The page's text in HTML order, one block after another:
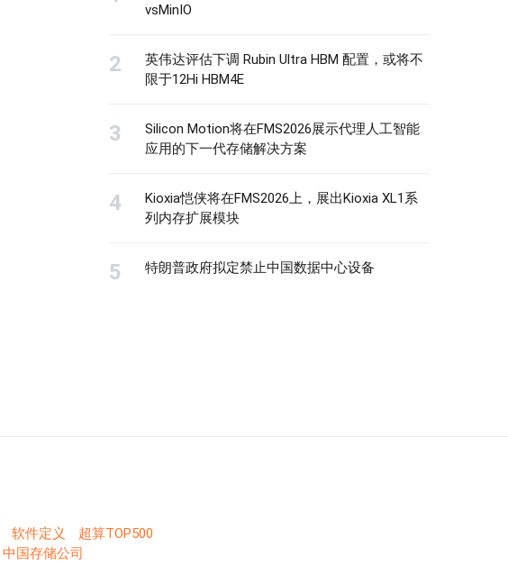
vsMinIO
英伟达评估下调 Rubin Ultra HBM 配置，或将不
限于12Hi HBM4E
Silicon Motion将在FMS2026展示代理人工智能
应用的下一代存储解决方案
Kioxia恺侠将在FMS2026上，展出Kioxia XL1系
列内存扩展模块
特朗普政府拟定禁止中国数据中心设备
软件定义
超算TOP500
中国存储公司